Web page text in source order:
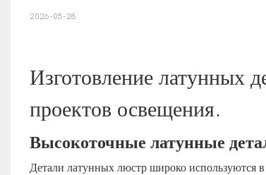
2026-05-28
Изготовление латунных
проектов освещения.
Высокоточные латунные
Детали латунных люстр широко используются